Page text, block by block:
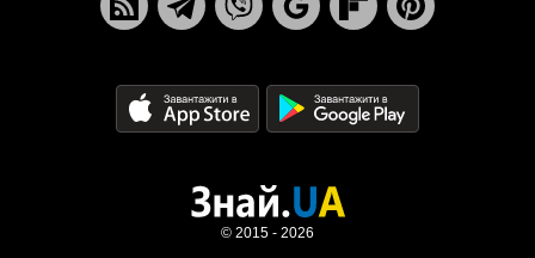
© 2015 - 2026